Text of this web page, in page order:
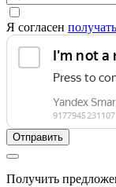
Я согласен
Получить